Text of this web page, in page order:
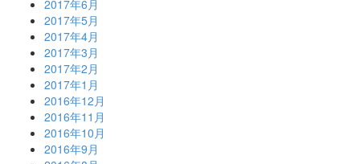
2017年6月
2017年5月
2017年4月
2017年3月
2017年2月
2017年1月
2016年12月
2016年11月
2016年10月
2016年9月